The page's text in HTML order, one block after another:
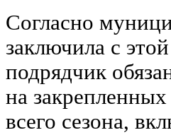
Согласно
заключила с
подрядчик
на
всего сезона,